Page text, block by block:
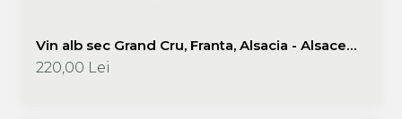
Vin alb sec Grand Cru, Franta, Alsacia - Alsace
Gewurztraminer Grand Cru Eichberg 2019 -
Philippe Zinck - Domaine Zinck
220,00 Lei